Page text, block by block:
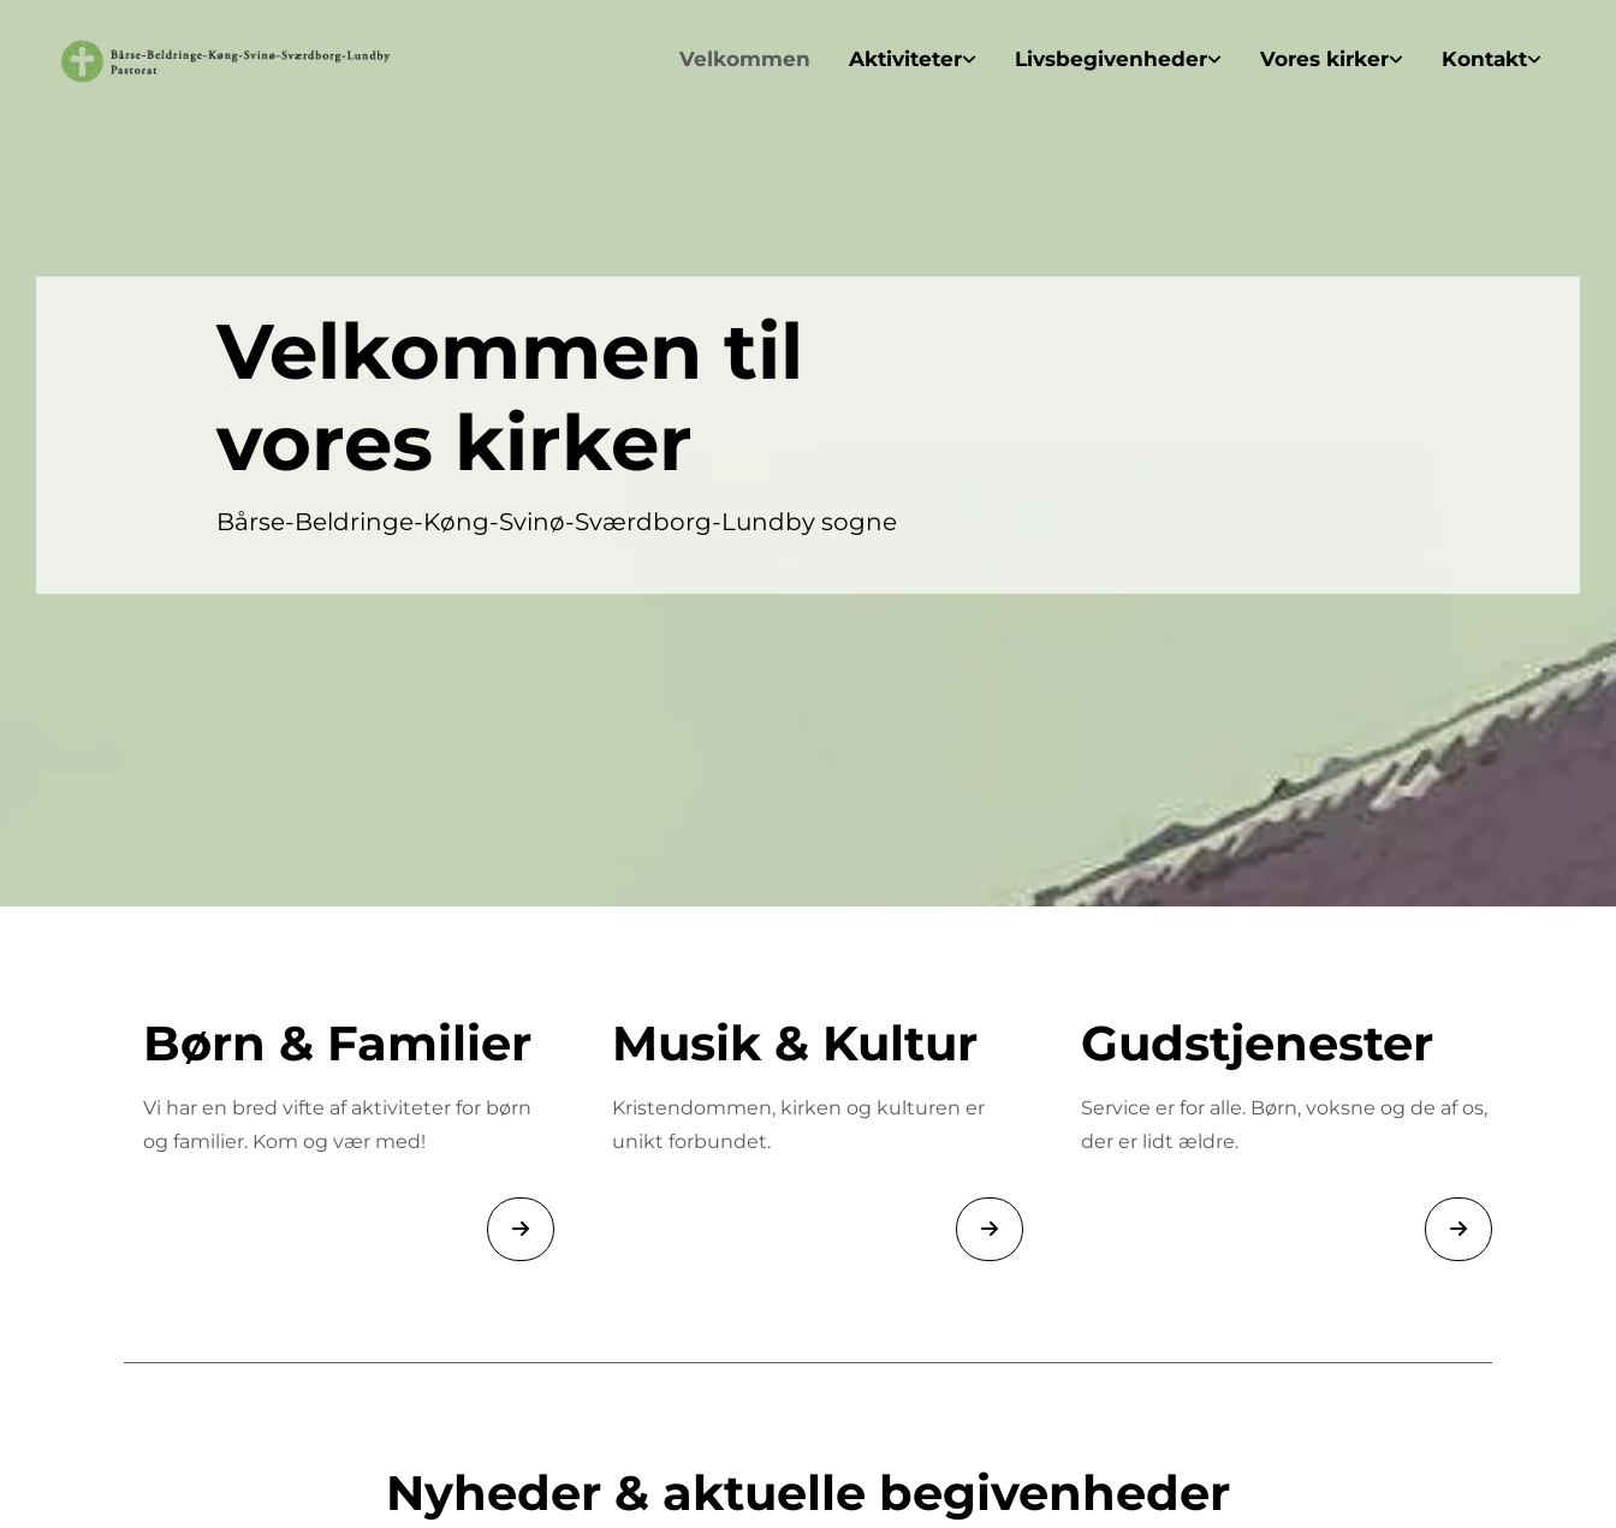
Velkommen Aktiviteter Livsbegivenheder Vores kirker Kontakt
Velkommen til
vores kirker
Bårse-Beldringe-Køng-Svinø-Sværdborg-Lundby sogne
Børn & Familier
Vi har en bred vifte af aktiviteter for børn
og familier. Kom og vær med!
Musik & Kultur
Kristendommen, kirken og kulturen er
unikt forbundet.
Gudstjenester
Service er for alle. Børn, voksne og de af os,
der er lidt ældre.
Nyheder & aktuelle begivenheder